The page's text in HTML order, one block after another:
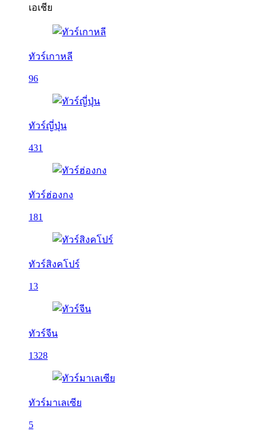
เอเชีย
ทัวร์เกาหลี
96
ทัวร์ญี่ปุ่น
431
ทัวร์ฮ่องกง
181
ทัวร์สิงคโปร์
13
ทัวร์จีน
1328
ทัวร์มาเลเซีย
5